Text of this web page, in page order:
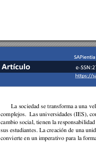
La sociedad se transforma a una
complejos.  Las universidades (IES),
cambio social, tienen la
sus estudiantes. La creación de una
convierte en un imperativo para la